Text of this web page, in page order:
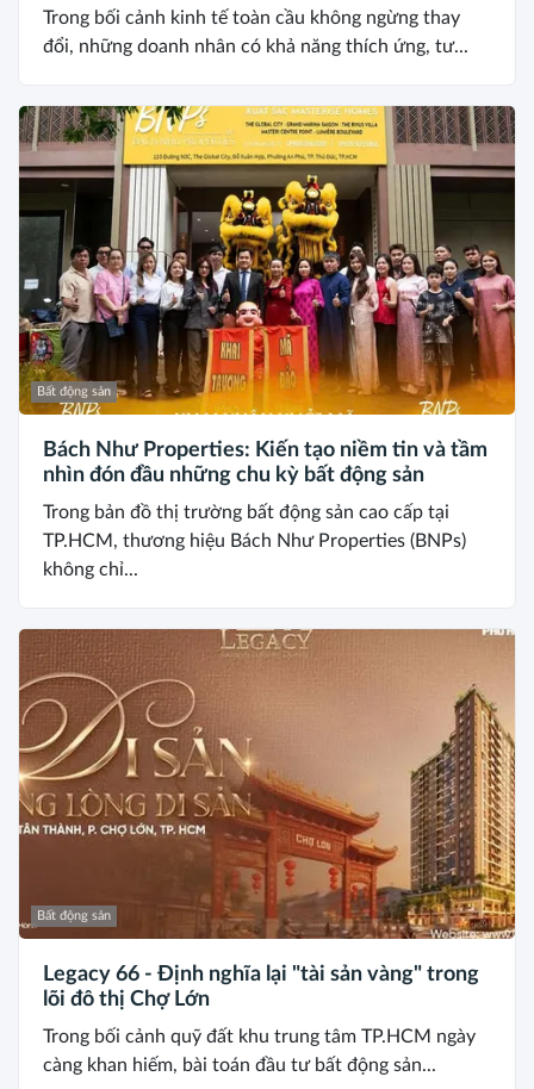
Trong bối cảnh kinh tế toàn cầu không ngừng thay
đổi, những doanh nhân có khả năng thích ứng, tư...
Bất động sản
Bách Như Properties: Kiến tạo niềm tin và tầm
nhìn đón đầu những chu kỳ bất động sản
Trong bản đồ thị trường bất động sản cao cấp tại
TP.HCM, thương hiệu Bách Như Properties (BNPs)
không chỉ...
Bất động sản
Legacy 66 - Định nghĩa lại "tài sản vàng" trong
lõi đô thị Chợ Lớn
Trong bối cảnh quỹ đất khu trung tâm TP.HCM ngày
càng khan hiếm, bài toán đầu tư bất động sản...